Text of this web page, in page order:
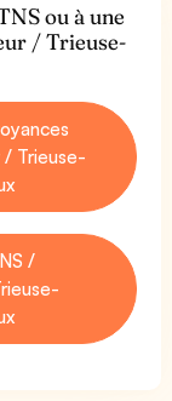
ou à une
/ Trieuse-
/ Trieuse-
/